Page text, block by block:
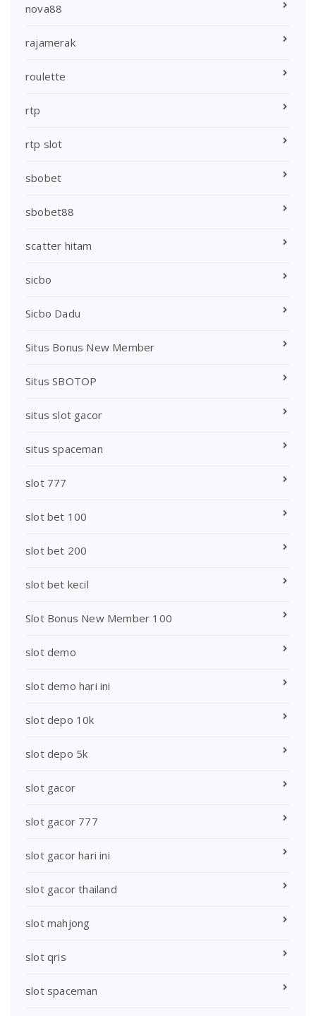
nova88
rajamerak
roulette
rtp
rtp slot
sbobet
sbobet88
scatter hitam
sicbo
Sicbo Dadu
Situs Bonus New Member
Situs SBOTOP
situs slot gacor
situs spaceman
slot 777
slot bet 100
slot bet 200
slot bet kecil
Slot Bonus New Member 100
slot demo
slot demo hari ini
slot depo 10k
slot depo 5k
slot gacor
slot gacor 777
slot gacor hari ini
slot gacor thailand
slot mahjong
slot qris
slot spaceman